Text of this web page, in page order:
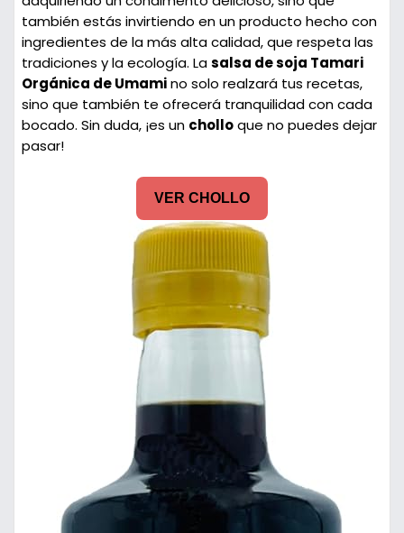
también estás invirtiendo en un producto hecho con
ingredientes de la más alta calidad, que respeta las
tradiciones y la ecología. Lasalsa de soja Tamari
Orgánica de Umamino solo realzará tus recetas,
sino que también te ofrecerá tranquilidad con cada
bocado. Sin duda, ¡es un cholloque no puedes dejar
pasar!
VER CHOLLO